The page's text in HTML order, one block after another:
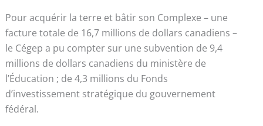
Pour acquérir la terre et bâtir son Complexe – une
facture totale de 16,7 millions de dollars canadiens –
le Cégep a pu compter sur une subvention de 9,4
millions de dollars canadiens du ministère de
l’Éducation ; de 4,3 millions du Fonds
d’investissement stratégique du gouvernement
fédéral.